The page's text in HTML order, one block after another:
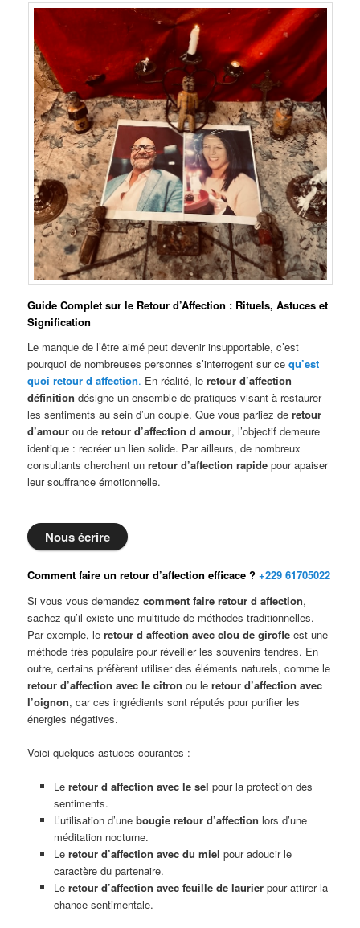
Guide Complet sur le Retour d’Affection : Rituels, Astuces et
Signification
Le manque de l’être aimé peut devenir insupportable, c’est
pourquoi de nombreuses personnes s’interrogent sur cequ’est
quoi retour d affection. En réalité, leretour d’affection
définition désigne un ensemble de pratiques visant à restaurer
les sentiments au sein d’un couple. Que vous parliez deretour
d’amour ou deretour d’affection d amour, l’objectif demeure
identique : recréer un lien solide. Par ailleurs, de nombreux
consultants cherchent unretour d’affection rapide pour apaiser
leur souffrance émotionnelle.
Nous écrire
Comment faire un retour d’affection efficace ?+229 61705022
Si vous vous demandezcomment faire retour d affection,
sachez qu’il existe une multitude de méthodes traditionnelles.
Par exemple, leretour d affection avec clou de girofle est une
méthode très populaire pour réveiller les souvenirs tendres. En
outre, certains préfèrent utiliser des éléments naturels, comme le
retour d’affection avec le citron ou leretour d’affection avec
l’oignon, car ces ingrédients sont réputés pour purifier les
énergies négatives.
Voici quelques astuces courantes :
Le retour d affection avec le sel pour la protection des
sentiments.
L’utilisation d’une bougie retour d’affection lors d’une
méditation nocturne.
Le retour d’affection avec du miel pour adoucir le
caractère du partenaire.
Le retour d’affection avec feuille de laurierpour attirer la
chance sentimentale.